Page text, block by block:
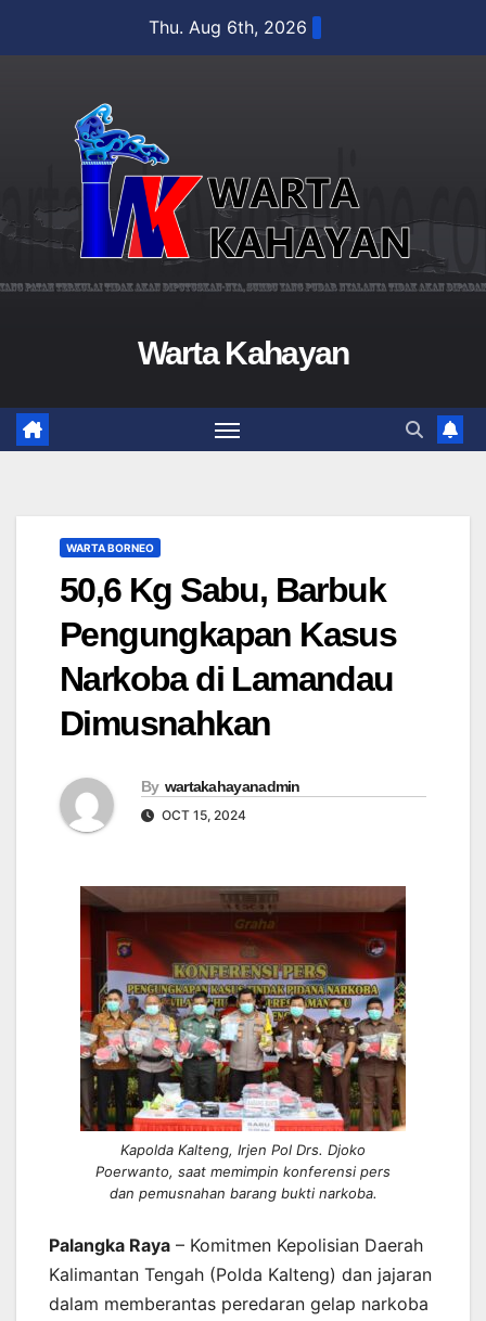
Thu. Aug 6th, 2026
Warta Kahayan
WARTA BORNEO
50,6 Kg Sabu, Barbuk
Pengungkapan Kasus
Narkoba di Lamandau
Dimusnahkan
By wartakahayanadmin
OCT 15, 2024
Kapolda Kalteng, Irjen Pol Drs. Djoko
Poerwanto, saat memimpin konferensi pers
dan pemusnahan barang bukti narkoba.
Palangka Raya – Komitmen Kepolisian Daerah
Kalimantan Tengah (Polda Kalteng) dan jajaran
dalam memberantas peredaran gelap narkoba